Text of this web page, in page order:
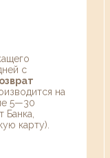
с
на
5—30
Банка,
карту).